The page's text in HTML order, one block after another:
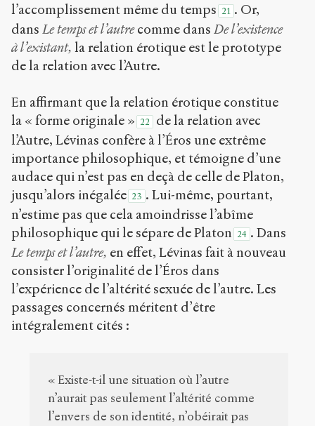
l’accomplissement même du temps 21 . Or,
dans Le temps et l’autrecomme dans De l’existence
à l’existant, la relation érotique est le prototype
de la relation avec l’Autre.
En affirmant que la relation érotique constitue
la « forme originale » 22
de la relation avec
l’Autre, Lévinas confère à l’Éros une extrême
importance philosophique, et témoigne d’une
audace qui n’est pas en deçà de celle de Platon,
jusqu’alors inégalée 23 . Lui-même, pourtant,
n’estime pas que cela amoindrisse l’abîme
philosophique qui le sépare de Platon 24 . Dans
Le temps et l’autre, en effet, Lévinas fait à nouveau
consister l’originalité de l’Éros dans
l’expérience de l’altérité sexuée de l’autre. Les
passages concernés méritent d’être
intégralement cités :
« Existe-t-il une situation où l’autre
n’aurait pas seulement l’altérité comme
l’envers de son identité, n’obéirait pas